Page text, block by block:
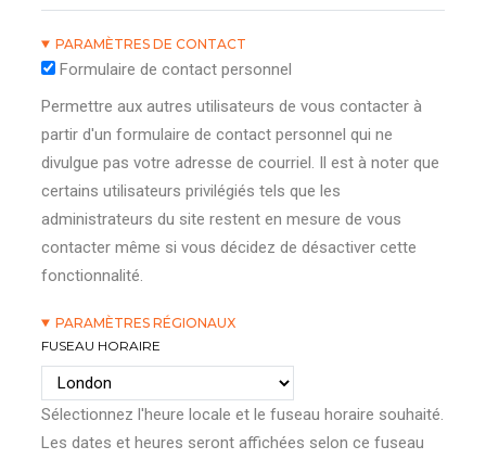
PARAMÈTRES DE CONTACT
Formulaire de contact personnel
Permettre aux autres utilisateurs de vous contacter à
partir d'un formulaire de contact personnel qui ne
divulgue pas votre adresse de courriel. Il est à noter que
certains utilisateurs privilégiés tels que les
administrateurs du site restent en mesure de vous
contacter même si vous décidez de désactiver cette
fonctionnalité.
PARAMÈTRES RÉGIONAUX
FUSEAU HORAIRE
Sélectionnez l'heure locale et le fuseau horaire souhaité.
Les dates et heures seront affichées selon ce fuseau